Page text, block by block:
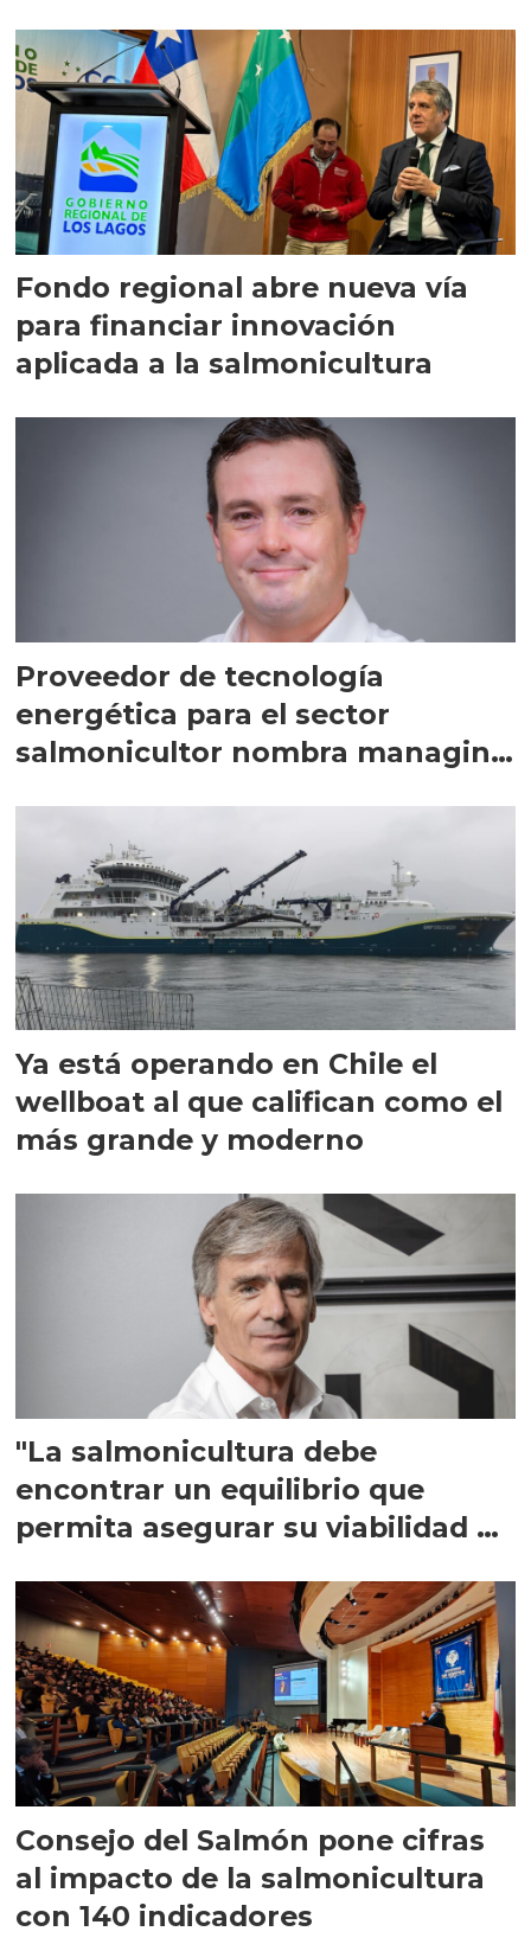
Fondo regional abre nueva vía
para financiar innovación
aplicada a la salmonicultura
Proveedor de tecnología
energética para el sector
salmonicultor nombra managing
Ya está operando en Chile el
wellboat al que califican como el
más grande y moderno
"La salmonicultura debe
encontrar un equilibrio que
permita asegurar su viabilidad de
Consejo del Salmón pone cifras
al impacto de la salmonicultura
con 140 indicadores